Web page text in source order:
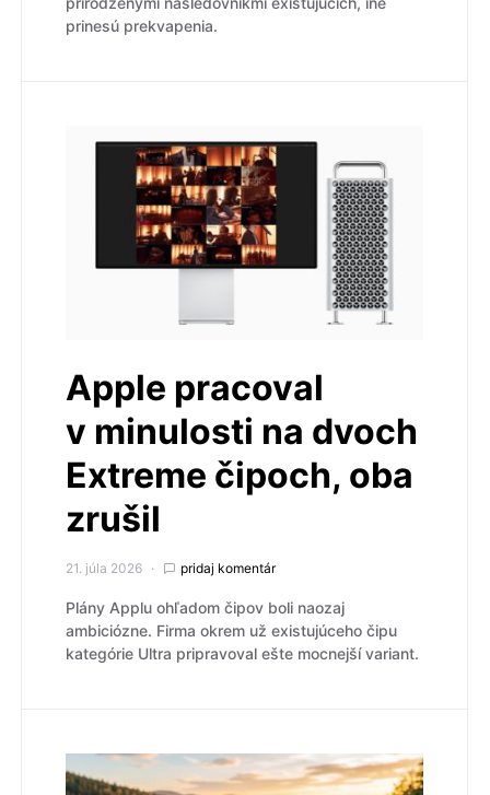
prinesú prekvapenia.
Apple pracoval
v minulosti na dvoch
Extreme čipoch, oba
zrušil
21. júla 2026 pridaj komentár
Plány Applu ohľadom čipov boli naozaj
ambiciózne. Firma okrem už existujúceho čipu
kategórie Ultra pripravoval ešte mocnejší variant.